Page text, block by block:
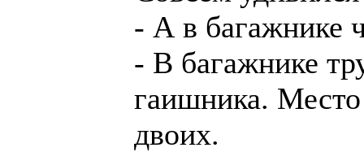
- А в багажнике
- В багажнике
гаишника.
двоих.